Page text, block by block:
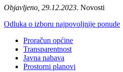
Objavljeno, 29.12.2023. Novosti
Odluka o izboru najpovoljnije ponude
Proračun općine
Transparentnost
Javna nabava
Prostorni planovi